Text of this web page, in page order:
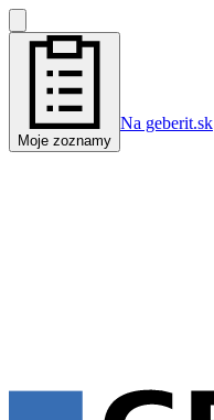
Moje zoznamy
Na geberit.sk